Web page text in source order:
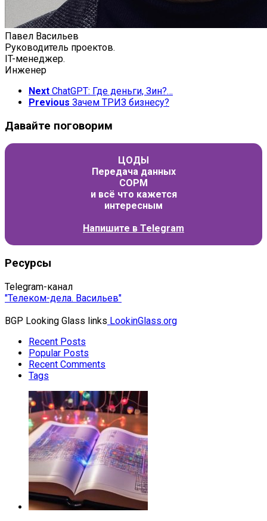
Павел Васильев
Руководитель проектов.
IT-менеджер.
Инженер
Next ChatGPT: Где деньги, Зин?…
Previous Зачем ТРИЗ бизнесу?
Давайте поговорим
ЦОДЫ
Передача данных
СОРМ
и всё что кажется
интересным
Напишите в Telegram
Ресурсы
Telegram-канал
"Телеком-дела. Васильев"
BGP Looking Glass links LookinGlass.org
Recent Posts
Popular Posts
Recent Comments
Tags